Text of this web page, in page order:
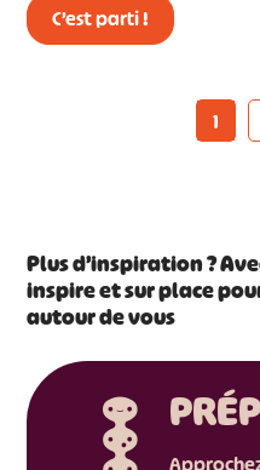
C’est parti !
1
Plus d’inspiration ?
inspire et sur place
autour de vous